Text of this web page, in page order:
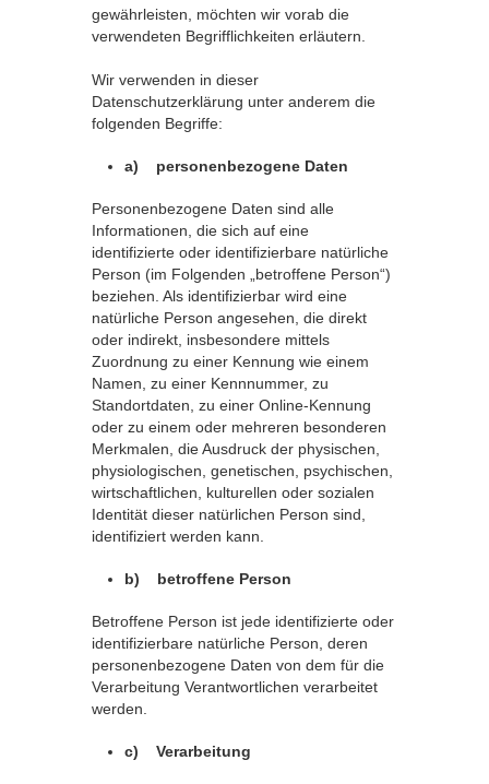
gewährleisten, möchten wir vorab die
verwendeten Begrifflichkeiten erläutern.
Wir verwenden in dieser
Datenschutzerklärung unter anderem die
folgenden Begriffe:
a) personenbezogene Daten
Personenbezogene Daten sind alle
Informationen, die sich auf eine
identifizierte oder identifizierbare natürliche
Person (im Folgenden „betroffene Person“)
beziehen. Als identifizierbar wird eine
natürliche Person angesehen, die direkt
oder indirekt, insbesondere mittels
Zuordnung zu einer Kennung wie einem
Namen, zu einer Kennnummer, zu
Standortdaten, zu einer Online-Kennung
oder zu einem oder mehreren besonderen
Merkmalen, die Ausdruck der physischen,
physiologischen, genetischen, psychischen,
wirtschaftlichen, kulturellen oder sozialen
Identität dieser natürlichen Person sind,
identifiziert werden kann.
b) betroffene Person
Betroffene Person ist jede identifizierte oder
identifizierbare natürliche Person, deren
personenbezogene Daten von dem für die
Verarbeitung Verantwortlichen verarbeitet
werden.
c) Verarbeitung